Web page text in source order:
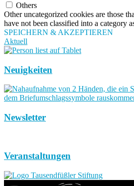
Others
Other uncategorized cookies are those
have not been classified into a category
SPEICHERN & AKZEPTIEREN
Aktuell
Neuigkeiten
Newsletter
Veranstaltungen